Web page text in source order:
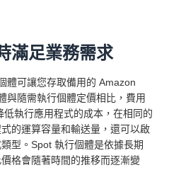
滿足業務需求
體可讓您存取備用的 Amazon
與隨需執行個體定價相比，費用
執行應用程式的成本，在相同的
的運算容量和輸送量，還可以啟
型。Spot 執行個體是依據長期
格會隨著時間的推移而逐漸變